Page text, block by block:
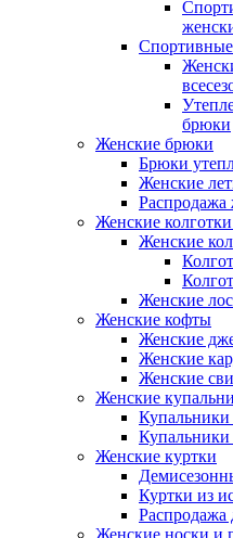
брюки
Женские брюки
Брюки
Женские
Женские
Женские
Женские
Женские кофты
Женские
Женские
Женские
Женские
Купальники
Женские куртки
Куртки из
Распродажа
Женские носки и